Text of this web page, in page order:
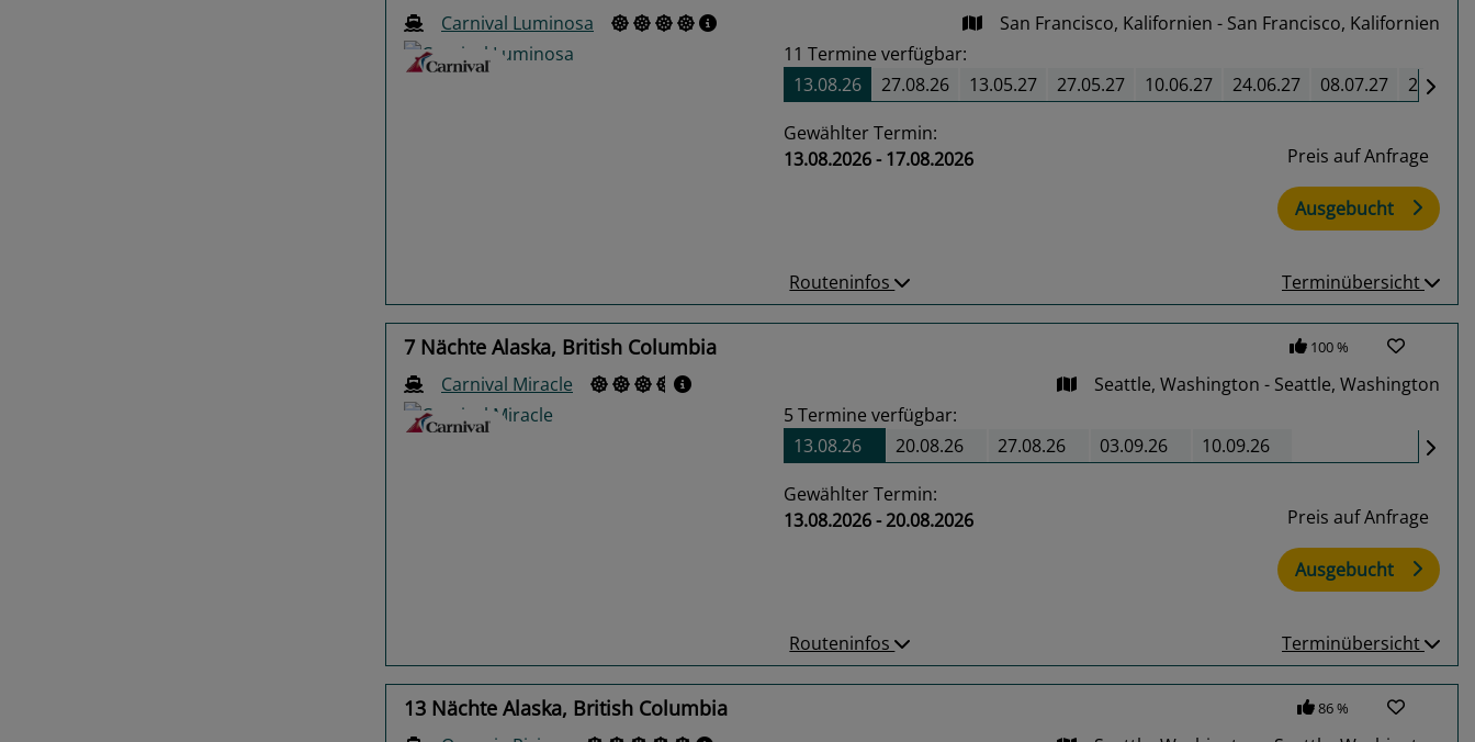
Carnival Luminosa San Francisco, Kalifornien - San Francisco, Kalifornien
11Termine verfügbar:
13.08.26
27.08.26 13.05.27 27.05.27 10.06.27 24.06.27 08.07.27
Gewählter Termin:
13.08.2026 - 17.08.2026
Preis auf Anfrage
Ausgebucht
Routeninfos Terminübersicht
7 Nächte Alaska, British Columbia 100 %
Carnival Miracle Seattle, Washington - Seattle, Washington
5Termine verfügbar:
13.08.26
20.08.26 27.08.26 03.09.26 10.09.26
Gewählter Termin:
13.08.2026 - 20.08.2026
Preis auf Anfrage
Ausgebucht
Routeninfos Terminübersicht
13 Nächte Alaska, British Columbia 86 %